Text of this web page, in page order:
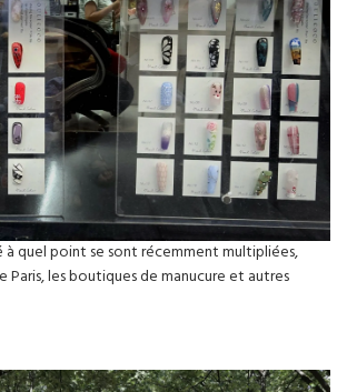
à quel point se sont récemment multipliées,
Paris, les boutiques de manucure et autres